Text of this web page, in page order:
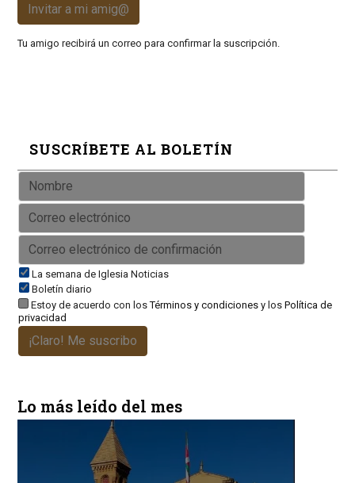
Invitar a mi amig@
Tu amigo recibirá un correo para confirmar la suscripción.
SUSCRÍBETE AL BOLETÍN
La semana de Iglesia Noticias
Boletín diario
Estoy de acuerdo con losTérminos y condicionesy los Política de
privacidad
¡Claro! Me suscribo
Lo más leído del mes